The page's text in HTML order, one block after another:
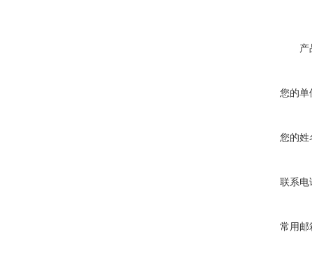
产
您的单
您的姓
联系电
常用邮